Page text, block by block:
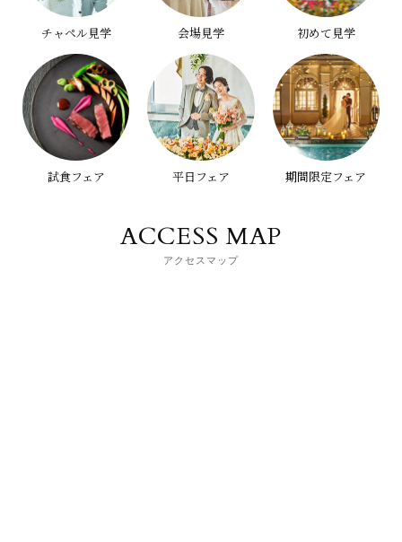
チャペル見学 会場見学 初めて見学
試食フェア 平日フェア 期間限定フェア
ACCESS MAP
アクセスマップ